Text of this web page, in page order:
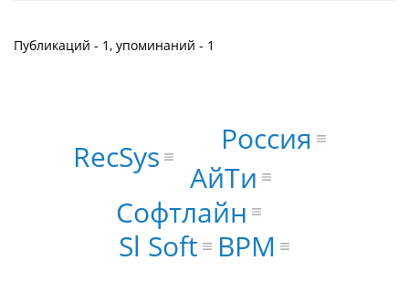
Публикаций - 1, упоминаний - 1
Софтлайн
АйТи
Sl Soft
BPM
RecSys Россия